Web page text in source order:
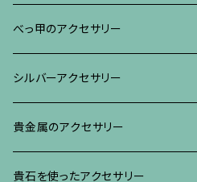
ブレスレット・バングル、その他
ブレスレット、その他
ネックレス、ペンダント
リング
ブレスレット、その他
イヤリング・ピアス
ネックレス、ペンダント
リング
ブレスレット、その他
べっ甲に蒔絵のアクセサリー
ブローチ
イヤリング・ピアス
真珠に蒔絵のアクセサリー
ブローチ
イヤリング、ピアス
水晶に蒔絵のアクセサリー
ブローチ
朴の木やポプラに蒔絵のアクセサリー
べっ甲のアクセサリー
ブローチ
イヤリング、ピアス
ネックレス、ペンダント
シルバーアクセサリー
ブローチ
イヤリング、ピアス
貴金属のアクセサリー
ブローチ
貴石を使ったアクセサリー